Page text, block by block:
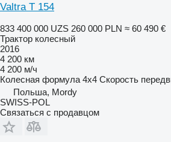
Valtra T 154
833 400 000 UZS 260 000 PLN ≈ 60 490 €
Трактор колесный
2016
4 200 км
4 200 м/ч
Колесная формула 4x4 Скорость
Польша, Mordy
SWISS-POL
Связаться с продавцом